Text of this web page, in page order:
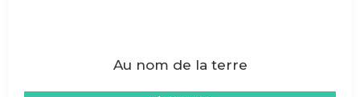
Au nom de la terre